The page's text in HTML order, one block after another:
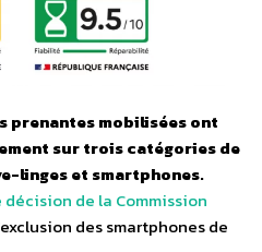
prenantes mobilisées ont
sur trois catégories de
linges et smartphones.
décision de la Commission
des smartphones de